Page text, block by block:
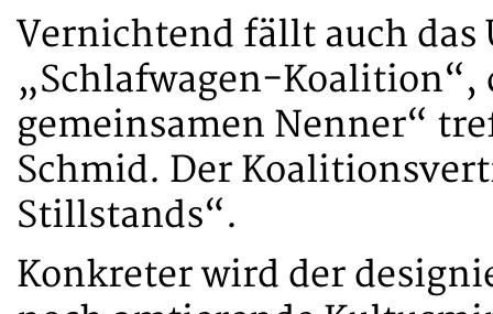
Vernichtend fällt auch das
„Schlafwagen-Koalition“,
gemeinsamen Nenner“
Schmid. Der
Stillstands“.
Konkreter wird der